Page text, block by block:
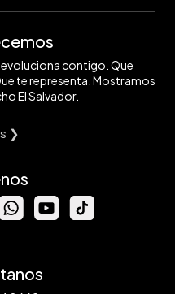
contigo. Que
te representa. Mostramos
El Salvador.
❯